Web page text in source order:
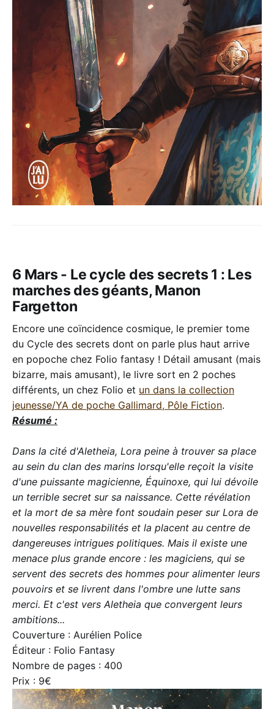
6 Mars - Le cycle des secrets 1 : Les
marches des géants, Manon
Fargetton
Encore une coïncidence cosmique, le premier tome
du Cycle des secrets dont on parle plus haut arrive
en popoche chez Folio fantasy ! Détail amusant (mais
bizarre, mais amusant), le livre sort en 2 poches
différents, un chez Folio et un dans la collection
jeunesse/YA de poche Gallimard, Pôle Fiction.
Résumé :
Dans la cité d'Aletheia, Lora peine à trouver sa place
au sein du clan des marins lorsqu'elle reçoit la visite
d'une puissante magicienne, Équinoxe, qui lui dévoile
un terrible secret sur sa naissance. Cette révélation
et la mort de sa mère font soudain peser sur Lora de
nouvelles responsabilités et la placent au centre de
dangereuses intrigues politiques. Mais il existe une
menace plus grande encore : les magiciens, qui se
servent des secrets des hommes pour alimenter leurs
pouvoirs et se livrent dans l'ombre une lutte sans
merci. Et c'est vers Aletheia que convergent leurs
ambitions...
Couverture : Aurélien Police
Éditeur : Folio Fantasy
Nombre de pages : 400
Prix : 9€